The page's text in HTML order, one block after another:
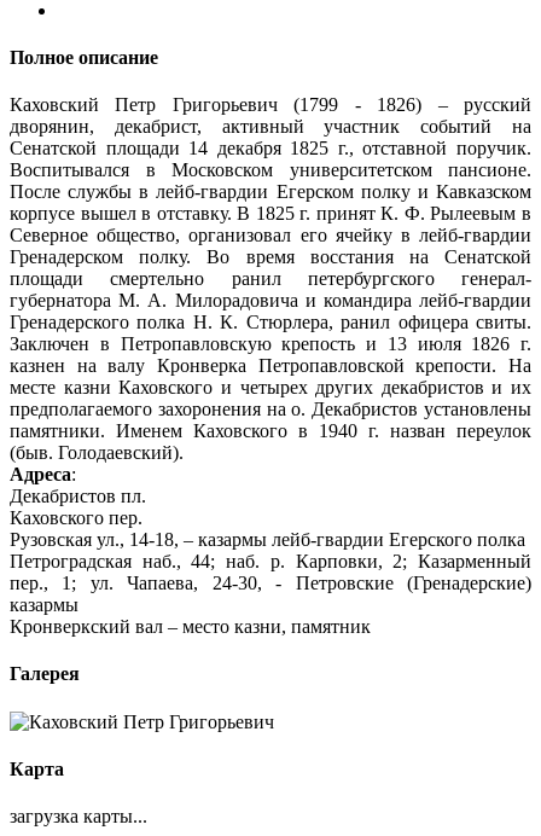
Полное описание
Каховский Петр Григорьевич (1799 - 1826) – русский
дворянин, декабрист, активный участник событий на
Сенатской площади 14 декабря 1825 г., отставной поручик.
Воспитывался в Московском университетском пансионе.
После службы в лейб-гвардии Егерском полку и Кавказском
корпусе вышел в отставку. В 1825 г. принят К. Ф. Рылеевым в
Северное общество, организовал его ячейку в лейб-гвардии
Гренадерском полку. Во время восстания на Сенатской
площади смертельно ранил петербургского генерал-
губернатора М. А. Милорадовича и командира лейб-гвардии
Гренадерского полка Н. К. Стюрлера, ранил офицера свиты.
Заключен в Петропавловскую крепость и 13 июля 1826 г.
казнен на валу Кронверка Петропавловской крепости. На
месте казни Каховского и четырех других декабристов и их
предполагаемого захоронения на о. Декабристов установлены
памятники. Именем Каховского в 1940 г. назван переулок
(быв. Голодаевский).
Адреса:
Декабристов пл.
Каховского пер.
Рузовская ул., 14-18, – казармы лейб-гвардии Егерского полка
Петроградская наб., 44; наб. р. Карповки, 2; Казарменный
пер., 1; ул. Чапаева, 24-30, - Петровские (Гренадерские)
казармы
Кронверкский вал – место казни, памятник
Галерея
Карта
загрузка карты...